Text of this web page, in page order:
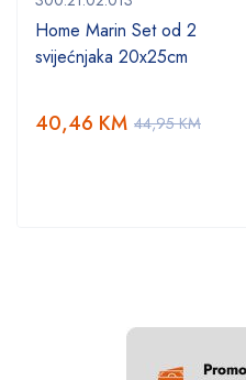
Home Marin Set od 2
svijećnjaka 20x25cm
44,95KM
40,46 KM